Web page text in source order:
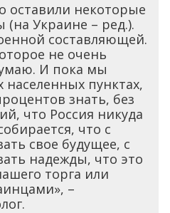
оставили некоторые
(на Украине – ред.).
составляющей.
не очень
И пока мы
населенных пунктах,
знать, без
что Россия никуда
что с
свое будущее, с
надежды, что это
торга или
–